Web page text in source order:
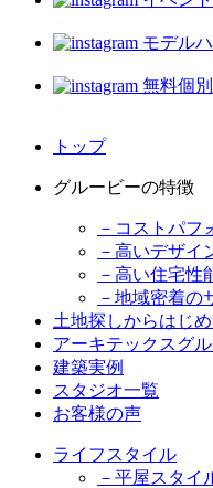
モデル
無料個
トップ
グルービーの特徴
－コストパフ
－高いデザイ
－高い住宅性
－地域密着の
土地探しからはじ
アーキテックスグ
建築実例
スタジオ一覧
お客様の声
ライフスタイル
－平屋スタイ